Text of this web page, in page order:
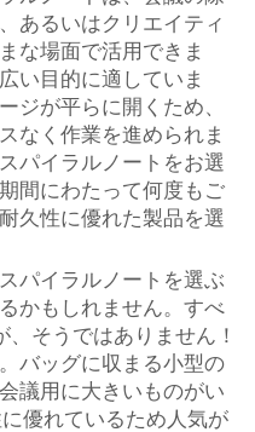
あるいはクリエイティ
な場面で活用できま
い目的に適していま
ジが平らに開くため、
なく作業を進められま
パイラルノートをお選
間にわたって何度もご
久性に優れた製品を選
パイラルノートを選ぶ
かもしれません。すべ
、そうではありません！
バッグに収まる小型の
議用に大きいものがい
優れているため人気が